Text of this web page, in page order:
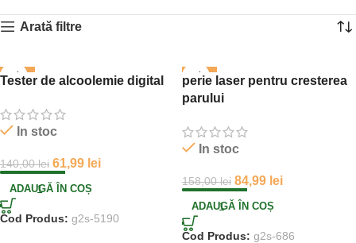
Arată filtre
-56%
Tester de alcoolemie digital
In stoc
140,00lei 61,99 lei
ADAUGĂ ÎN COȘ
Cod Produs: g2s-5190
-46%
perie laser pentru cresterea
parului
In stoc
158,00lei 84,99 lei
ADAUGĂ ÎN COȘ
Cod Produs: g2s-686